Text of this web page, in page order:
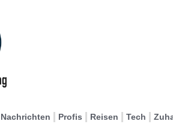
Nachrichten Profis Reisen Tech